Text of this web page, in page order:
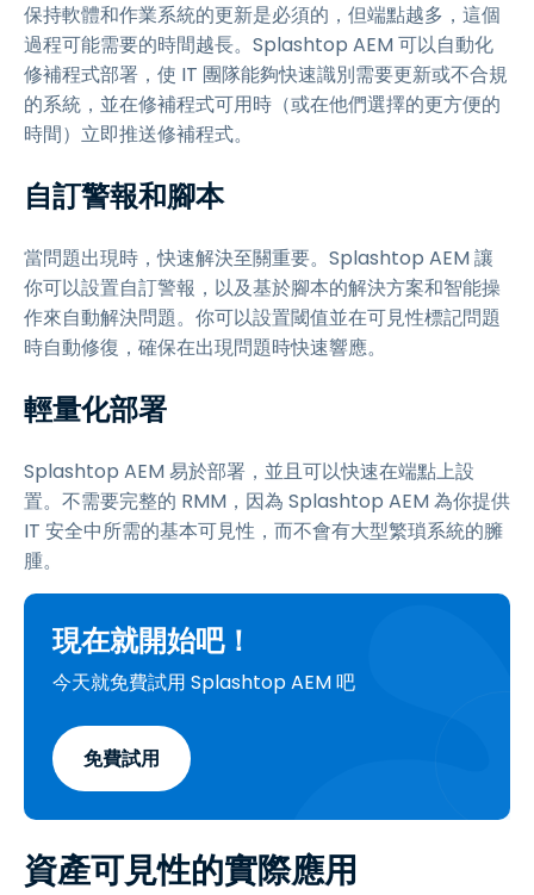
保持軟體和作業系統的更新是必須的，但端點越多，這個
過程可能需要的時間越長。Splashtop AEM 可以自動化
修補程式部署，使 IT 團隊能夠快速識別需要更新或不合規
的系統，並在修補程式可用時（或在他們選擇的更方便的
時間）立即推送修補程式。
自訂警報和腳本
當問題出現時，快速解決至關重要。Splashtop AEM 讓
你可以設置自訂警報，以及基於腳本的解決方案和智能操
作來自動解決問題。你可以設置閾值並在可見性標記問題
時自動修復，確保在出現問題時快速響應。
輕量化部署
Splashtop AEM 易於部署，並且可以快速在端點上設
置。不需要完整的 RMM，因為 Splashtop AEM 為你提供
IT 安全中所需的基本可見性，而不會有大型繁瑣系統的臃
腫。
現在就開始吧！
今天就免費試用 Splashtop AEM 吧
免費試用
資產可見性的實際應用